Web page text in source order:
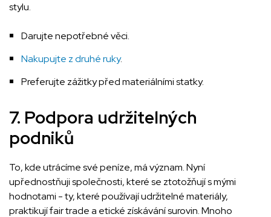
stylu.
Darujte nepotřebné věci.
Nakupujte z druhé ruky.
Preferujte zážitky před materiálními statky.
7. Podpora udržitelných
podniků
To, kde utrácíme své peníze, má význam. Nyní
upřednostňuji společnosti, které se ztotožňují s mými
hodnotami - ty, které používají udržitelné materiály,
praktikují fair trade a etické získávání surovin. Mnoho